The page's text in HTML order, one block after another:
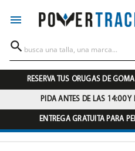


RESERVA TUS ORUGAS DE
PIDA ANTES DE LAS 14:00
ENTREGA GRATUITA PARA